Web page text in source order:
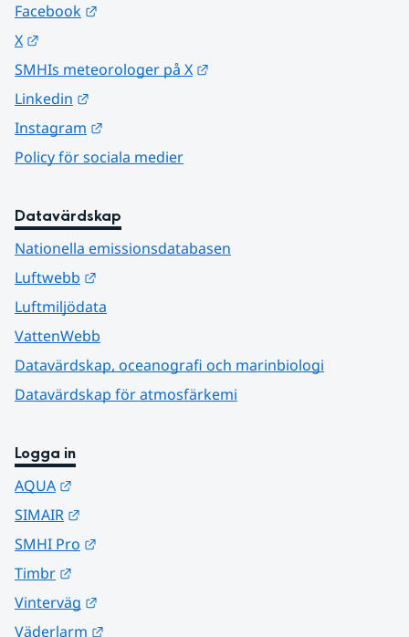
Facebook
X
SMHIs meteorologer på X
Linkedin
Instagram
Policy för sociala medier
Datavärdskap
Nationella emissionsdatabasen
Luftwebb
Luftmiljödata
VattenWebb
Datavärdskap, oceanografi och marinbiologi
Datavärdskap för atmosfärkemi
Logga in
AQUA
SIMAIR
SMHI Pro
Timbr
Vinterväg
Väderlarm